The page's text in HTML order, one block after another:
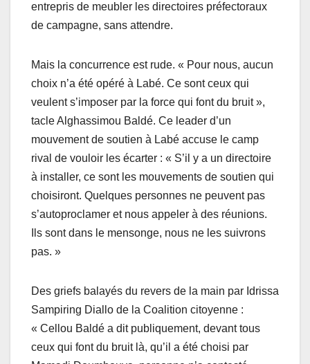
entrepris de meubler les directoires préfectoraux
de campagne, sans attendre.
Mais la concurrence est rude. « Pour nous, aucun
choix n’a été opéré à Labé. Ce sont ceux qui
veulent s’imposer par la force qui font du bruit »,
tacle Alghassimou Baldé. Ce leader d’un
mouvement de soutien à Labé accuse le camp
rival de vouloir les écarter : « S’il y a un directoire
à installer, ce sont les mouvements de soutien qui
choisiront. Quelques personnes ne peuvent pas
s’autoproclamer et nous appeler à des réunions.
Ils sont dans le mensonge, nous ne les suivrons
pas. »
Des griefs balayés du revers de la main par Idrissa
Sampiring Diallo de la Coalition citoyenne :
« Cellou Baldé a dit publiquement, devant tous
ceux qui font du bruit là, qu’il a été choisi par